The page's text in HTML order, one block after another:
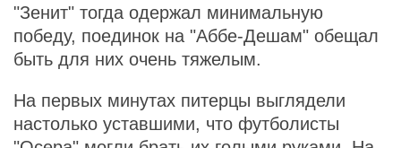
"Зенит" тогда одержал минимальную
победу, поединок на "Аббе-Дешам" обещал
быть для них очень тяжелым.
На первых минутах питерцы выглядели
настолько уставшими, что футболисты